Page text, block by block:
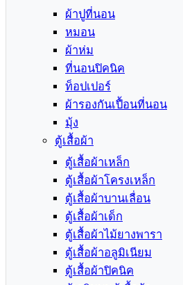
ผ้าปูที่นอน
หมอน
ผ้าห่ม
ที่นอนปิคนิค
ท็อปเปอร์
ผ้ารองกันเปื้อนที่นอน
มุ้ง
ตู้เสื้อผ้า
ตู้เสื้อผ้าเหล็ก
ตู้เสื้อผ้าโครงเหล็ก
ตู้เสื้อผ้าบานเลื่อน
ตู้เสื้อผ้าเด็ก
ตู้เสื้อผ้าไม้ยางพารา
ตู้เสื้อผ้าอลูมิเนียม
ตู้เสื้อผ้าปิคนิค